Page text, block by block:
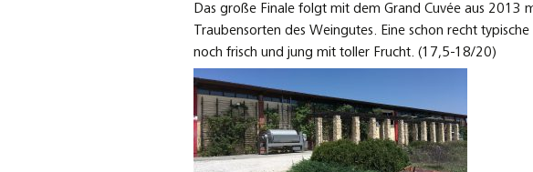
Das große Finale folgt mit dem Grand Cuvée aus 2013
Traubensorten des Weingutes. Eine schon recht
noch frisch und jung mit toller Frucht. (17,5-18/20)